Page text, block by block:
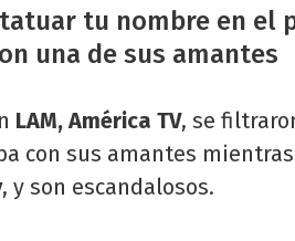
tu nombre en el
una de sus amantes
LAM, América TV, se
con sus amantes
, y son escandalosos.